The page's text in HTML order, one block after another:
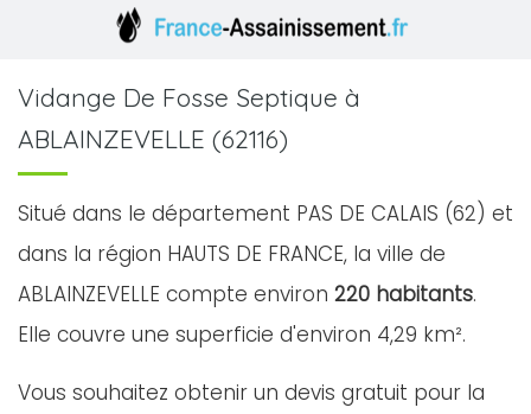
Vidange De Fosse Septique à
ABLAINZEVELLE (62116)
Situé dans le département PAS DE CALAIS (62) et
dans la région HAUTS DE FRANCE, la ville de
ABLAINZEVELLE compte environ 220 habitants.
Elle couvre une superficie d'environ 4,29 km².
Vous souhaitez obtenir un devis gratuit pour la